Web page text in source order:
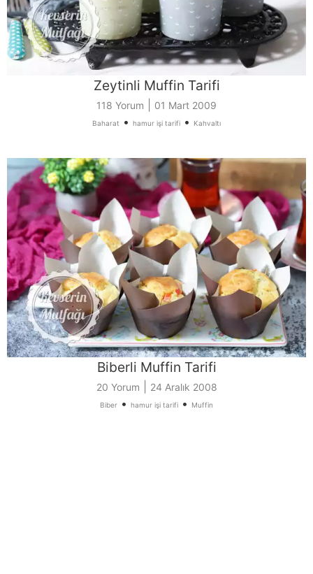
Zeytinli Muffin Tarifi
118 Yorum 01 Mart 2009
Baharat • hamur işi tarifi • Kahvaltı
Biberli Muffin Tarifi
20 Yorum 24 Aralık 2008
Biber • hamur işi tarifi • Muffin